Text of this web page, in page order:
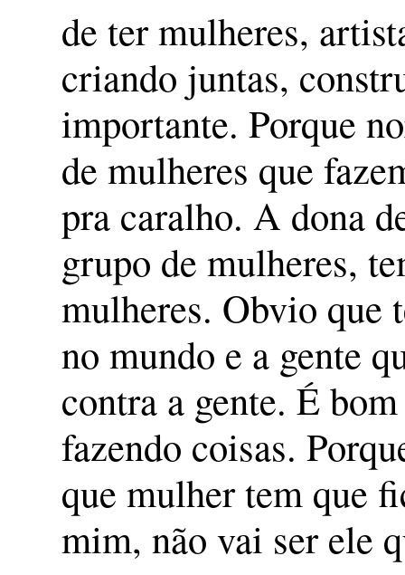
de ter mulheres,
criando juntas,
importante. Porque
de mulheres que
pra caralho. A dona
grupo de mulheres,
mulheres. Obvio que
no mundo e a gente
contra a gente. É
fazendo coisas.
que mulher tem que
mim, não vai ser ele